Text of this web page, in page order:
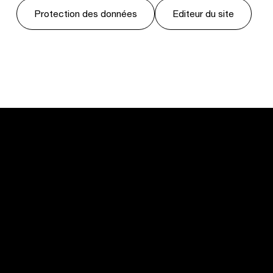
Protection des données Editeur du site